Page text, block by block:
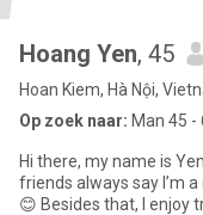
Hoang Yen, 45
Hoan Kiem, Hà Nội,
Op zoek naar: Man 45 -
Hi there, my name is
friends always say I’m
😊 Besides that, I enjoy